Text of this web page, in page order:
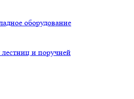
оборудование
лестниц и поручней